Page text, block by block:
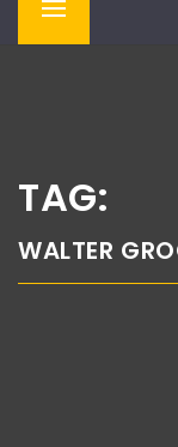
Primary
TAG:
WALTER